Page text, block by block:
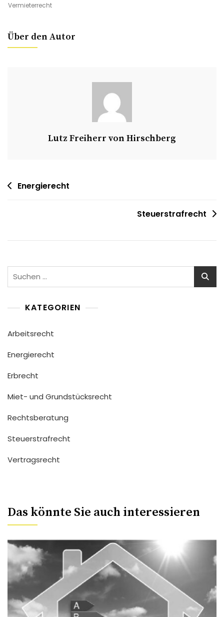
Vermieterrecht
Über den Autor
Lutz Freiherr von Hirschberg
Energierecht
Steuerstrafrecht
KATEGORIEN
Arbeitsrecht
Energierecht
Erbrecht
Miet- und Grundstücksrecht
Rechtsberatung
Steuerstrafrecht
Vertragsrecht
Das könnte Sie auch interessieren